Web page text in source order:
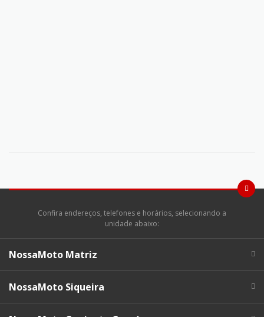
Confira endereços, telefones e horários, selecionando a
unidade abaixo:
NossaMoto Matriz
NossaMoto Siqueira